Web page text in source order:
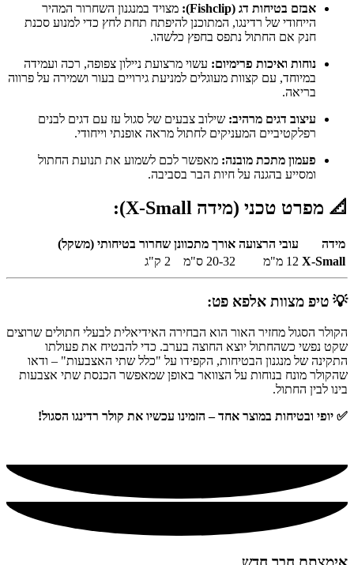
אבזם בטיחות דג (Fishclip):
מצויד במנגנון השחרור המהיר
הייחודי של רדינגו, המתוכנן להיפתח תחת לחץ כדי למנוע סכנת
חנק אם החתול נתפס בחפץ כלשהו.
נוחות ואיכות פרימיום: עשוי מרצועת ניילון צפופה, רכה ועמידה
במיוחד, עם קצוות מעוגלים למניעת גירויים בעור ושמירה על פרווה
בריאה.
עיצוב דגים מרהיב: שילוב צבעים של סגול עז עם דגים לבנים
רפלקטיביים המעניקים לחתול מראה אופנתי וייחודי.
פעמון מתכת מובנה: מאפשר לכם לשמוע את תנועת החתול
ומסייע בהגנה על חיות הבר בסביבה.
📐 מפרט טכני (מידה X-Small):
מידה עובי הרצועה אורך מתכוונן שחרור בטיחותי (משקל)
X-Small 12 מ"מ 20-32 ס"מ 2 ק"ג
💡 טיפ מצוות אלפא פט:
הקולר הסגול מחזיר האור הוא הבחירה האידיאלית לבעלי חתולים שרוצים
שקט נפשי כשהחתול יוצא החוצה בערב. כדי להבטיח את פעולתו
התקינה של מנגנון הבטיחות, הקפידו על "כלל שתי האצבעות" – ודאו
שהקולר מונח בנוחות על הצוואר באופן שמאפשר הכנסת שתי אצבעות
בינו לבין החתול.
✅ יופי ובטיחות במוצר אחד – הזמינו עכשיו את קולר רדינגו הסגול!